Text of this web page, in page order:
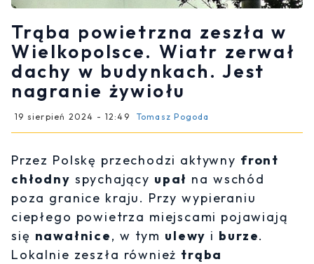
Trąba powietrzna zeszła w
Wielkopolsce. Wiatr zerwał
dachy w budynkach. Jest
nagranie żywiołu
19 sierpień 2024 - 12:49 Tomasz Pogoda
Przez Polskę przechodzi aktywny front
chłodny spychający upał na wschód
poza granice kraju. Przy wypieraniu
ciepłego powietrza miejscami pojawiają
się nawałnice, w tym ulewy i burze.
Lokalnie zeszła również trąba